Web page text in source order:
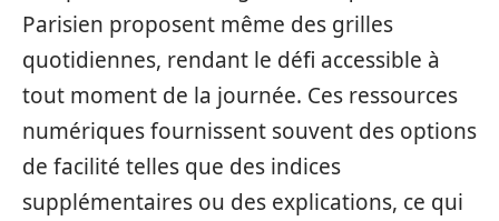
Parisien proposent même des grilles
quotidiennes, rendant le défi accessible à
tout moment de la journée. Ces ressources
numériques fournissent souvent des options
de facilité telles que des indices
supplémentaires ou des explications, ce qui